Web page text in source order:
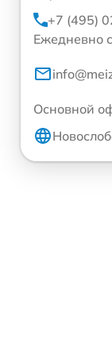
+7 (495)
Ежедневно
Основной